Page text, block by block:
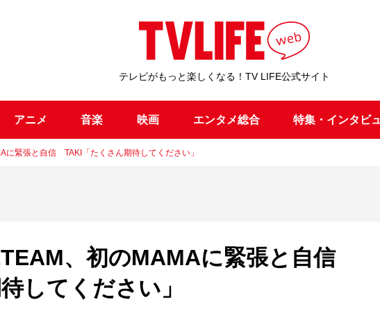
テレビがもっと楽しくなる！TV LIFE公式サイト
アニメ 音楽 映画 エンタメ総合 特集・インタビ
に緊張と自信 TAKI「たくさん期待してください」
、初のMAMAに緊張と自信
してください」